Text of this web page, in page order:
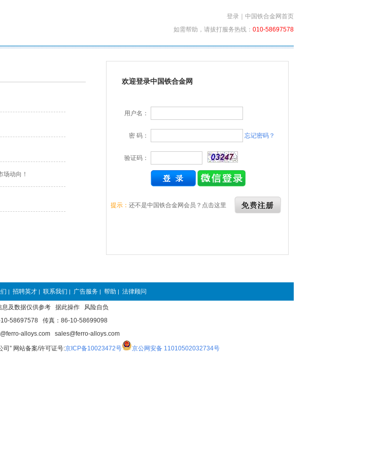
登录
中国铁合金网首页
如需帮助，请拔打服务热线： 010-58697578
动向！
欢迎登录中国铁合金网
用户名：
密 码： 忘记密码？
验证码：
提示： 还不是中国铁合金网会员？点击这里
| 招聘英才 | 联系我们 | 广告服务 | 帮助 | 法律顾问
息及数据仅供参考 据此操作 风险自负
10-58697578 传真：86-10-58699098
alloys.com sales@ferro-alloys.com
司” 网站备案/许可证号:京ICP备10023472号 京公网安备 11010502032734号